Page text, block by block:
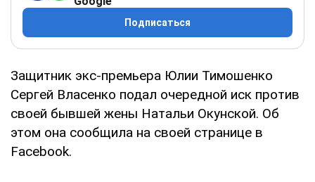
Подписаться
Защитник экс-премьера Юлии Тимошенко
Сергей Власенко подал очередной иск против
своей бывшей жены Натальи Окунской. Об
этом она сообщила на своей странице в
Facebook.